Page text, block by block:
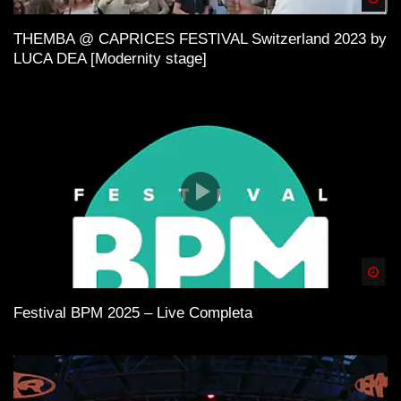
THEMBA @ CAPRICES FESTIVAL Switzerland 2023 by
LUCA DEA [Modernity stage]
Festival BPM 2025 – Live Completa